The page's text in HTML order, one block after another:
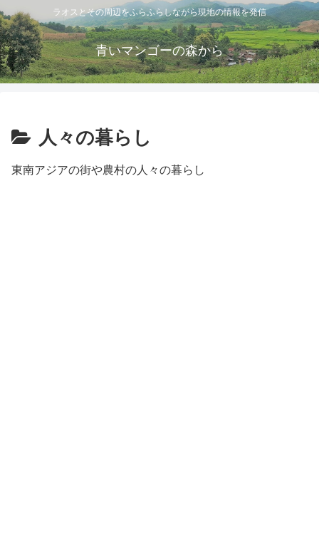
ラオスとその周辺をふらふらしながら現地の情報を発信
青いマンゴーの森から
人々の暮らし
東南アジアの街や農村の人々の暮らし